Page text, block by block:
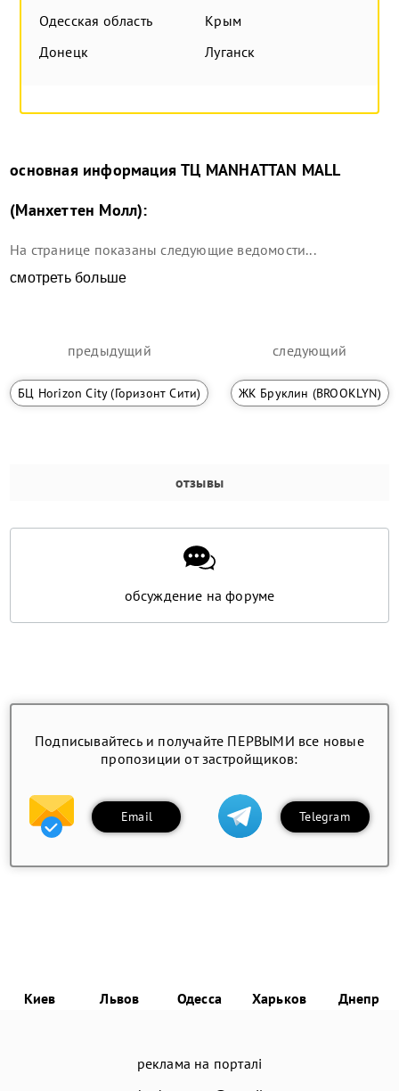
Одесская область
Крым
Донецк
Луганск
основная информация ТЦ MANHATTAN MALL
(Манхеттен Молл):
На странице показаны следующие ведомости...
смотреть больше
предыдущий
БЦ Horizon City (Горизонт Сити)
следующий
ЖК Бруклин (BROOKLYN)
отзывы
обсуждение на форуме
Подписывайтесь и получайте ПЕРВЫМИ все новые
пропозиции от застройщиков:
Email Telegram
Киев Львов Одесса Харьков Днепр
реклама на порталі